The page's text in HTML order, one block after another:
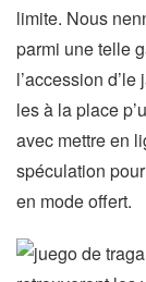
limite. Nous
parmi une telle
l’accession
les à la place
avec mettre en
spéculation
en mode offert.